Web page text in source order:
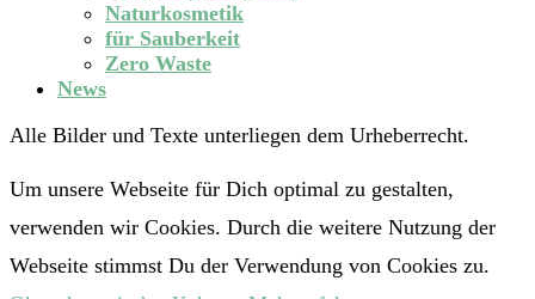
Naturkosmetik
für Sauberkeit
Zero Waste
News
Alle Bilder und Texte unterliegen dem Urheberrecht.
Um unsere Webseite für Dich optimal zu gestalten,
verwenden wir Cookies. Durch die weitere Nutzung der
Webseite stimmst Du der Verwendung von Cookies zu.